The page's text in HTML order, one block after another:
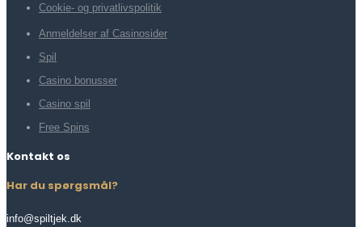
Cookie- og privatlivspolitik
Anmeldelser af Casinosider
Spil
Casino bonusser
Casino spil
Free Spins
Kontakt os
Har du spørgsmål?
info@spiltjek.dk